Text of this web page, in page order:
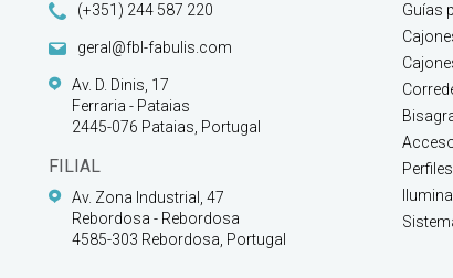
(+351) 244 587 220
geral@fbl-fabulis.com
Av. D. Dinis, 17
Ferraria - Pataias
2445-076 Pataias, Portugal
FILIAL
Av. Zona Industrial, 47
Rebordosa - Rebordosa
4585-303 Rebordosa, Portugal
Guías